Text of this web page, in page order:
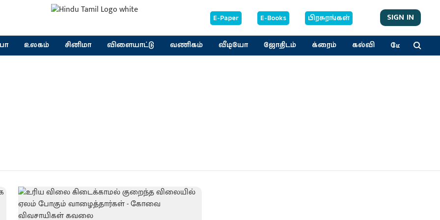
E-Paper E-Books பிரசுரங்கள் SIGN IN
உலகம் சினிமா விளையாட்டு வணிகம் வீடியோ ஜோதிடம் க்ரைம் கல்வி மேலும்